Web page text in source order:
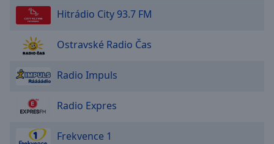
Hitrádio City 93.7 FM
Ostravské Radio Čas
Radio Impuls
Radio Expres
Frekvence 1